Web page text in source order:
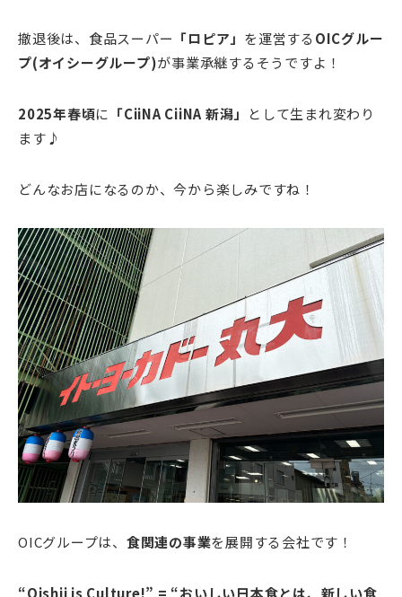
撤退後は、食品スーパー 「ロピア」 を運営する OICグルー
プ(オイシーグループ)が事業承継するそうですよ！
2025年春頃に 「CiiNA CiiNA 新潟」
として生まれ変わり
ます♪
どんなお店になるのか、今から楽しみですね！
OICグループは、 食関連の事業を展開する会社です！
“Oishii is Culture!” = “おいしい日本食とは、新しい食